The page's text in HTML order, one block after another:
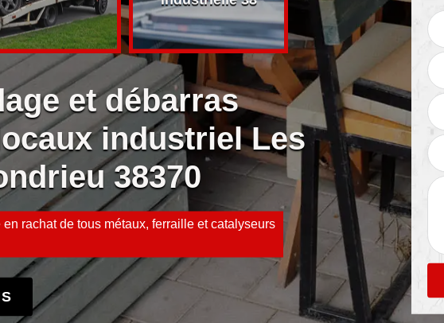
et débarras
industriel Les
38370
rachat de tous métaux, ferraille et catalyseurs